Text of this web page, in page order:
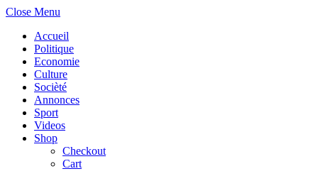
Close Menu
Accueil
Politique
Economie
Culture
Socièté
Annonces
Sport
Videos
Shop
Checkout
Cart